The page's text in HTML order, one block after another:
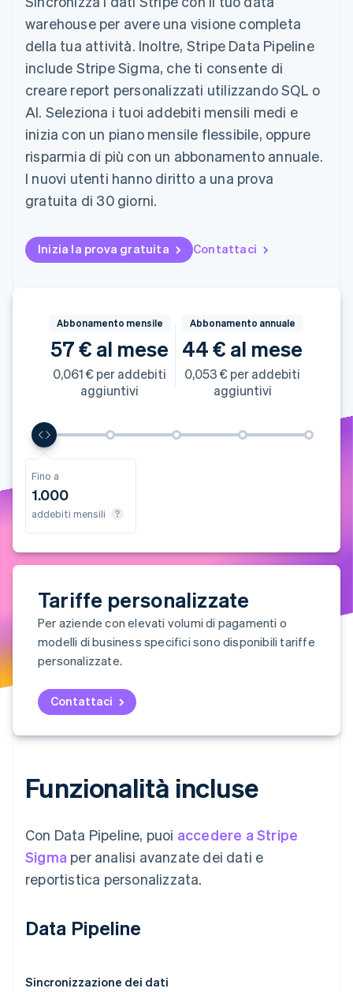
utente
flessibile
Metodi di
pagamento
Accesso a
oltre 125
Terminal
Pagamenti di
persona
Authorization
Boost
Accettazione
ottimizzata
Link
Pagamento
accelerato
Connections
Conti finanziari
collegati
Automazione
della contabilità
Stripe Sigma
Report
personalizzati
Data Pipeline
Sincronizzazione
dei dati
Product roadmap
Prevenzione delle frodi
Atlas
Costituzione di start-up
Rimozione del carbonio
Identity
Verifica online dell'identità
Stripe Sessions 2026
Scopri come Stripe sta costruendo l'infrastruttura
Guarda ora
Gestione del denaro
Piattaforme
SaaS
Per settore
Aziende di IA
Creator economy
Gaming
Ospitalità, viaggi e
tempo libero
Assicurazione
intrattenimento
Organizzazioni non
profit
Commercio al dettaglio
Ecosistema
Stripe App Marketplace
Gestire gli
abbonamenti
Offrire addebiti in base
all'utilizzo
Emettere carte
garantite da stablecoin
Esegui il provisioning e
agenti
Risorse
Integrazioni app
Esempi di codice
Blog per sviluppatori
Roadmap del prodotto
Sessions
Lavora con noi
Sala stampa
Stripe Press
Recapiti
Contattaci
Diventa nostro partner
warehouse per avere una visione completa
della tua attività. Inoltre, Stripe Data Pipeline
include Stripe Sigma, che ti consente di
creare report personalizzati utilizzando SQL o
AI. Seleziona i tuoi addebiti mensili medi e
inizia con un piano mensile flessibile, oppure
risparmia di più con un abbonamento annuale.
I nuovi utenti hanno diritto a una prova
gratuita di 30 giorni.
Inizia la prova gratuita Contattaci
Abbonamento mensile
57 € al mese
0,061 € per addebiti
aggiuntivi
Abbonamento annuale
44 € al mese
0,053 € per addebiti
aggiuntivi
Fino a
1.000
addebiti mensili
mensili
Fino a
10.000
addebiti mensiliaddebiti mensili
mensili
Tariffe personalizzate
Per aziende con elevati volumi di pagamenti o
modelli di business specifici sono disponibili tariffe
personalizzate.
Contattaci
Funzionalità incluse
Con Data Pipeline, puoi accedere a Stripe
Sigma per analisi avanzate dei dati e
reportistica personalizzata.
Data Pipeline
Sincronizzazione dei dati